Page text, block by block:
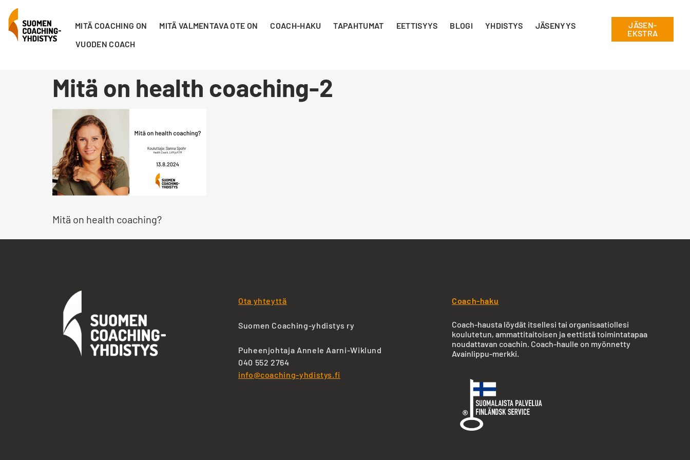
MITÄ COACHING ON MITÄ VALMENTAVA OTE ON COACH-HAKU TAPAHTUMAT EETTISYYS BLOGI YHDISTYS
JÄSENYYS
VUODEN COACH
JÄSEN-
EKSTRA
Mitä on health coaching-2
Mitä on health coaching?
Ota yhteyttä
Suomen Coaching-yhdistys ry
Puheenjohtaja Annele Aarni-Wiklund
040 552 2764
info@coaching-yhdistys.fi
Coach-haku
Coach-hausta löydät itsellesi tai organisaatiollesi
koulutetun, ammattitaitoisen ja eettistä toimintatapaa
noudattavan coachin. Coach-haulle on myönnetty
Avainlippu-merkki.